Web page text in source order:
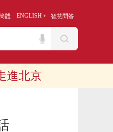
體 ENGLISH 智慧問答
進北京